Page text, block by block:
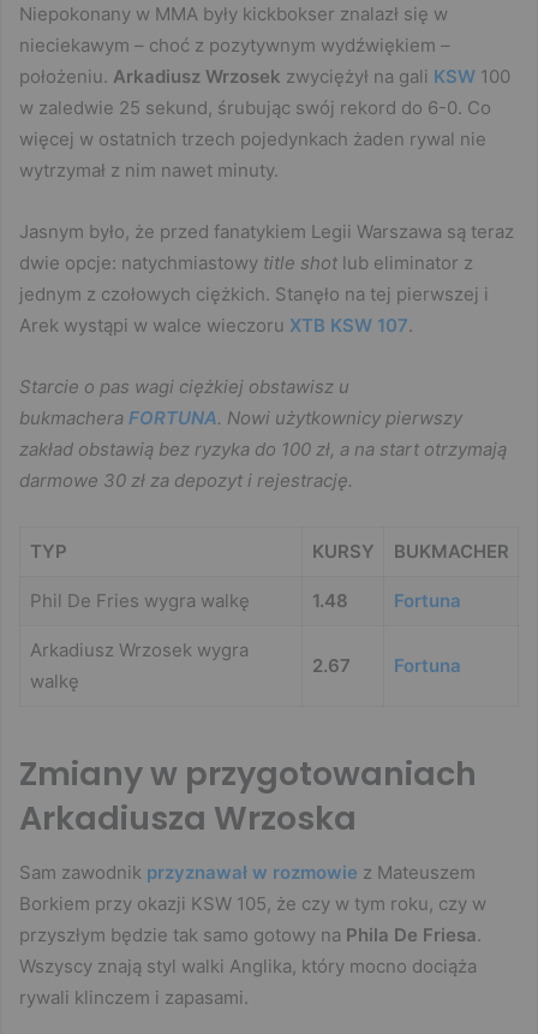
Niepokonany w MMA były kickbokser znalazł się w
nieciekawym – choć z pozytywnym wydźwiękiem –
położeniu. Arkadiusz Wrzosek zwyciężył na gali KSW 100
w zaledwie 25 sekund, śrubując swój rekord do 6-0. Co
więcej w ostatnich trzech pojedynkach żaden rywal nie
wytrzymał z nim nawet minuty.
Jasnym było, że przed fanatykiem Legii Warszawa są teraz
dwie opcje: natychmiastowy title shot lub eliminator z
jednym z czołowych ciężkich. Stanęło na tej pierwszej i
Arek wystąpi w walce wieczoru XTB KSW 107.
Starcie o pas wagi ciężkiej obstawisz u
bukmachera FORTUNA. Nowi użytkownicy pierwszy
zakład obstawią bez ryzyka do 100 zł, a na start otrzymają
darmowe 30 zł za depozyt i rejestrację.
TYP KURSY BUKMACHER
Phil De Fries wygra walkę 1.48 Fortuna
Arkadiusz Wrzosek wygra
walkę
2.67 Fortuna
Zmiany w przygotowaniach
Arkadiusza Wrzoska
Sam zawodnik przyznawał w rozmowie z Mateuszem
Borkiem przy okazji KSW 105, że czy w tym roku, czy w
przyszłym będzie tak samo gotowy na Phila De Friesa.
Wszyscy znają styl walki Anglika, który mocno dociąża
rywali klinczem i zapasami.